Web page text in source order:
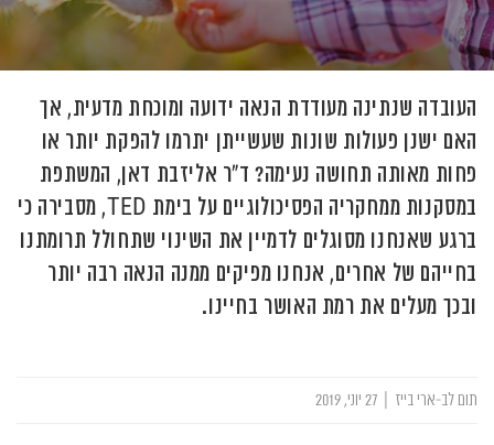
העובדה שנתינה מעודדת הנאה ידועה ומוכחת מדעית, אך
האם ישנן פעולות שונות שעשייתן יתרמו להפקת יותר או
פחות מאותה תחושה נעימה? ד"ר אליזבת דאן, המשתפת
במסקנות ממחקריה הפסיכולוגיים על בימת TED, מסבירה כי
ברגע שאנחנו מסוגלים לדמיין את השינוי שתחולל תרומתנו
בחייהם של אחרים, אנחנו מפיקים ממנה הנאה רבה יותר
ובכך מעלים את רמת האושר בחיינו.
תום לב-ארי בייז